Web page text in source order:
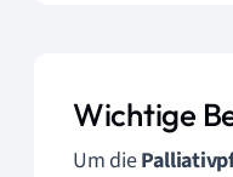
Wichtige
Um die